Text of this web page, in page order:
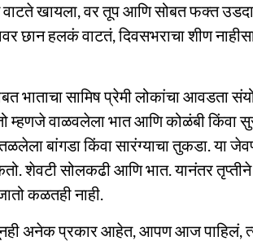
खायला, वर तूप आणि सोबत फक्त
छान हलकं वाटतं, दिवसभराचा शीण
भाताचा सामिष प्रेमी लोकांचा आवडता
वाळवलेला भात आणि कोळंबी किंवा
बांगडा किंवा सारंग्याचा तुकडा. या
शेवटी सोलकढी आणि भात. यानंतर
कळतही नाही.
अनेक प्रकार आहेत, आपण आज पाहिलं,